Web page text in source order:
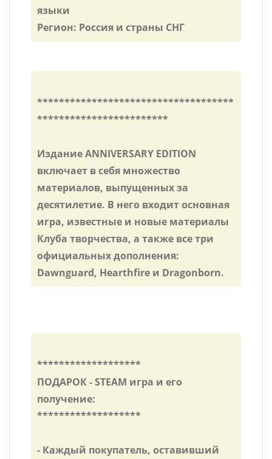
языки
Регион: Россия и страны СНГ
************************************
************************
Издание ANNIVERSARY EDITION
включает в себя множество
материалов, выпущенных за
десятилетие. В него входит основная
игра, известные и новые материалы
Клуба творчества, а также все три
официальных дополнения:
Dawnguard, Hearthfire и Dragonborn.
*******************
ПОДАРОК - STEAM игра и его
получение:
*******************
- Каждый покупатель, оставивший